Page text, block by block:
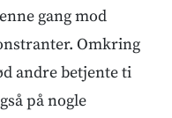
gang mod
Omkring
andre betjente ti
på nogle